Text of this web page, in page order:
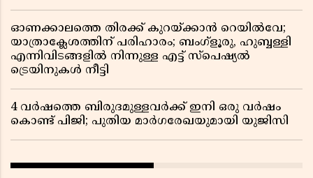
ഓണക്കാലത്തെ തിരക്ക് കുറയ്ക്കാൻ റെയിൽവേ;
യാത്രാക്ലേശത്തിന് പരിഹാരം; ബംഗ്ളൂരു, ഹുബ്ബള്ളി
എന്നിവിടങ്ങളിൽ നിന്നുള്ള എട്ട് സ്പെഷ്യൽ
ട്രെയിനുകൾ നീട്ടി
4 വർഷത്തെ ബിരുദമുള്ളവർക്ക് ഇനി ഒരു വർഷം
കൊണ്ട് പിജി; പുതിയ മാർഗരേഖയുമായി യുജിസി